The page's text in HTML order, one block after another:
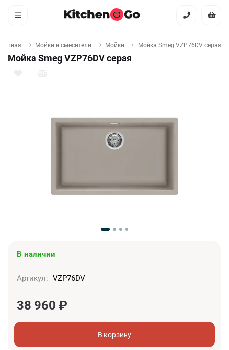
Мойки и смесители Мойки Мойка Smeg VZP76DV серая
Мойка Smeg VZP76DV серая
В наличии
Артикул: VZP76DV
38 960 ₽
В корзину